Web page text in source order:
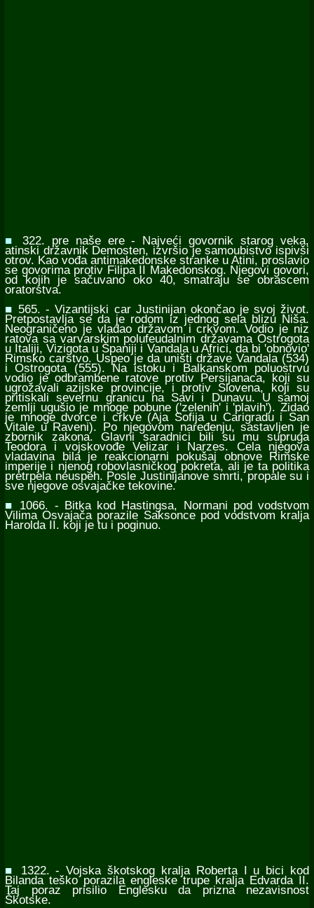
■ 322. pre naše ere - Najveći govornik starog veka,
atinski državnik Demosten, izvršio je samoubistvo ispivši
otrov. Kao vođa antimakedonske stranke u Atini, proslavio
se govorima protiv Filipa II Makedonskog. Njegovi govori,
od kojih je sačuvano oko 40, smatraju se obrascem
oratorstva.
■ 565. - Vizantijski car Justinijan okončao je svoj život.
Pretpostavlja se da je rodom iz jednog sela blizu Niša.
Neograničeno je vladao državom i crkvom. Vodio je niz
ratova sa varvarskim polufeudalnim državama Ostrogota
u Italiji, Vizigota u Španiji i Vandala u Africi, da bi 'obnovio'
Rimsko carstvo. Uspeo je da uništi države Vandala (534)
i Ostrogota (555). Na istoku i Balkanskom poluostrvu
vodio je odbrambene ratove protiv Persijanaca, koji su
ugrožavali azijske provincije, i protiv Slovena, koji su
pritiskali severnu granicu na Savi i Dunavu. U samoj
zemlji ugušio je mnoge pobune ('zelenih' i 'plavih'). Zidao
je mnoge dvorce i crkve (Aja Sofija u Carigradu i San
Vitale u Raveni). Po njegovom naređenju, sastavljen je
zbornik zakona. Glavni saradnici bili su mu supruga
Teodora i vojskovođe Velizar i Narzes. Cela njegova
vladavina bila je reakcionarni pokušaj obnove Rimske
imperije i njenog robovlasničkog pokreta, ali je ta politika
pretrpela neuspeh. Posle Justinijanove smrti, propale su i
sve njegove osvajačke tekovine.
■
1066. - Bitka kod Hastingsa, Normani pod vodstvom
Vilima Osvajača porazile Saksonce pod vodstvom kralja
Harolda II. koji je tu i poginuo.
■ 1322. - Vojska škotskog kralja Roberta I u bici kod
Bilanda teško porazila engleske trupe kralja Edvarda II.
Taj poraz prisilio Englesku da prizna nezavisnost
Škotske.